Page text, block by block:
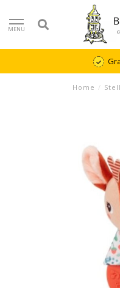
MENU
Home /